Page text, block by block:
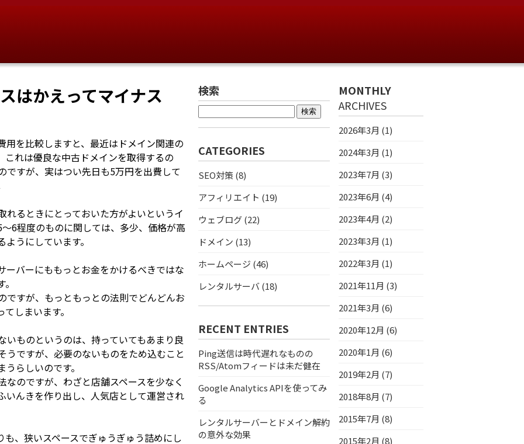
はかえってマイナス
用を比較しますと、最近はドメイン関連の
れは優良な中古ドメインを取得するの
ですが、実はつい先日も5万円を出費して
れるときにとっておいた方がよいというイ
6程度のものに関しては、多少、価格が高
うにしています。
ーバーにももっとお金をかけるべきではな
ですが、もっともっとの法則でどんどんお
しまいます。
いものというのは、持っていてもあまり良
うですが、必要のないものをため込むこと
らしいのです。
のですが、わざと店舗スペースを少なく
いんきを作り出し、人気店として運営され
、狭いスペースでぎゅうぎゅう詰めにし
検索
CATEGORIES
SEO対策 (8)
アフィリエイト (19)
ウェブログ (22)
ドメイン (13)
ホームページ (46)
レンタルサーバ (18)
RECENT ENTRIES
Ping送信は時代遅れなものの
RSS/Atomフィードは未だ健在
Google Analytics APIを使ってみ
る
レンタルサーバーとドメイン解約
の意外な効果
MONTHLY
ARCHIVES
2026年3月 (1)
2024年3月 (1)
2023年7月 (3)
2023年6月 (4)
2023年4月 (2)
2023年3月 (1)
2022年3月 (1)
2021年11月 (3)
2021年3月 (6)
2020年12月 (6)
2020年1月 (6)
2019年2月 (7)
2018年8月 (7)
2015年7月 (8)
2015年2月 (8)